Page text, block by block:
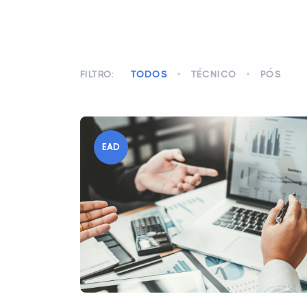
FILTRO: TODOS TÉCNICO PÓS
EAD